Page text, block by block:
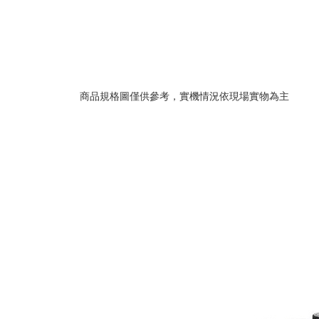
商品規格圖僅供參考，實機情況依現場實物為主